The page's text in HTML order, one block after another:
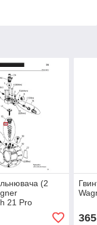
(2
21 Pro
365